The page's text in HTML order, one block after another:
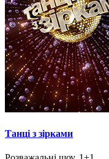
Танці з зірками